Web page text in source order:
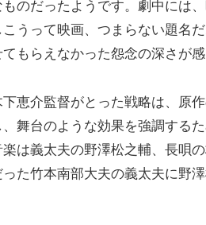
のだったようです。劇中には
うって映画、つまらない題名
もらえなかった怨念の深さが感
下恵介監督がとった戦略は、原
舞台のような効果を強調する
は義太夫の野澤松之輔、長唄
た竹本南部大夫の義太夫に野